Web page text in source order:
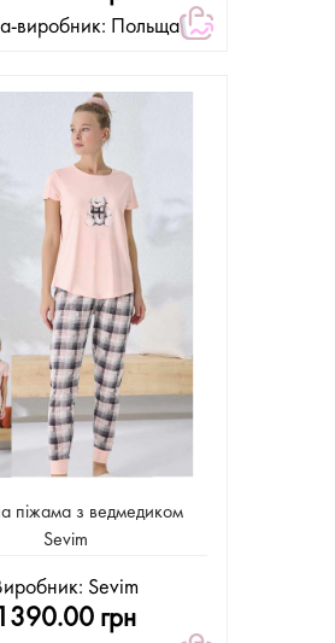
виробник: Польща
піжама з ведмедиком
Sevim
Sevim
1390.00 грн